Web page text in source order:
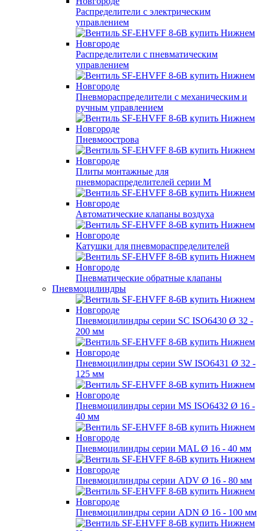
Распределители с электрическим
управлением
Распределители с пневматическим
управлением
Пневмораспределители с механическим и
ручным управлением
Пневмоострова
Плиты монтажные для
пневмораспределителей серии M
Автоматические клапаны воздуха
Катушки для пневмораспределителей
Пневматические обратные клапаны
Пневмоцилиндры
Пневмоцилиндры серии SC ISO6430 Ø 32 -
200 мм
Пневмоцилиндры серии SW ISO6431 Ø 32 -
125 мм
Пневмоцилиндры серии MS ISO6432 Ø 16 -
40 мм
Пневмоцилиндры серии MAL Ø 16 - 40 мм
Пневмоцилиндры серии ADV Ø 16 - 80 мм
Пневмоцилиндры серии ADN Ø 16 - 100 мм